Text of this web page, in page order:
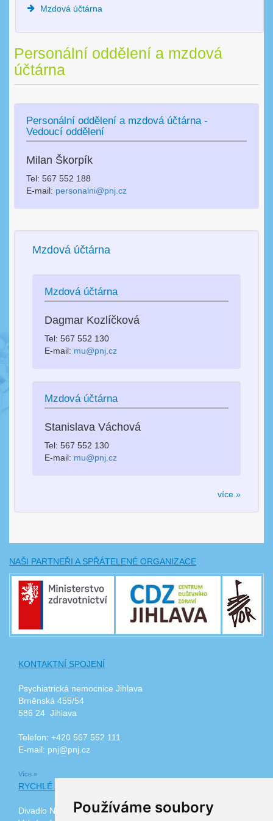
Používáme soubory
Mzdová účtárna
Personální oddělení a mzdová
účtárna
Personální oddělení a mzdová účtárna -
Vedoucí oddělení
Milan Škorpík
Tel: 567 552 188
E-mail: personalni@pnj.cz
Mzdová účtárna
Mzdová účtárna
Dagmar Kozlíčková
Tel: 567 552 130
E-mail: mu@pnj.cz
Mzdová účtárna
Stanislava Váchová
Tel: 567 552 130
E-mail: mu@pnj.cz
více »
NAŠI PARTNEŘI A SPŘÁTELENÉ ORGANIZACE
KONTAKTNÍ SPOJENÍ
Psychiatrická nemocnice Jihlava
Brněnská 455/54
586 24 Jihlava
Telefon: +420 567 552 111
E-mail: pnj@pnj.cz
Více »
RYCHLÉ ODKAZY
Divadlo Na Kopečku